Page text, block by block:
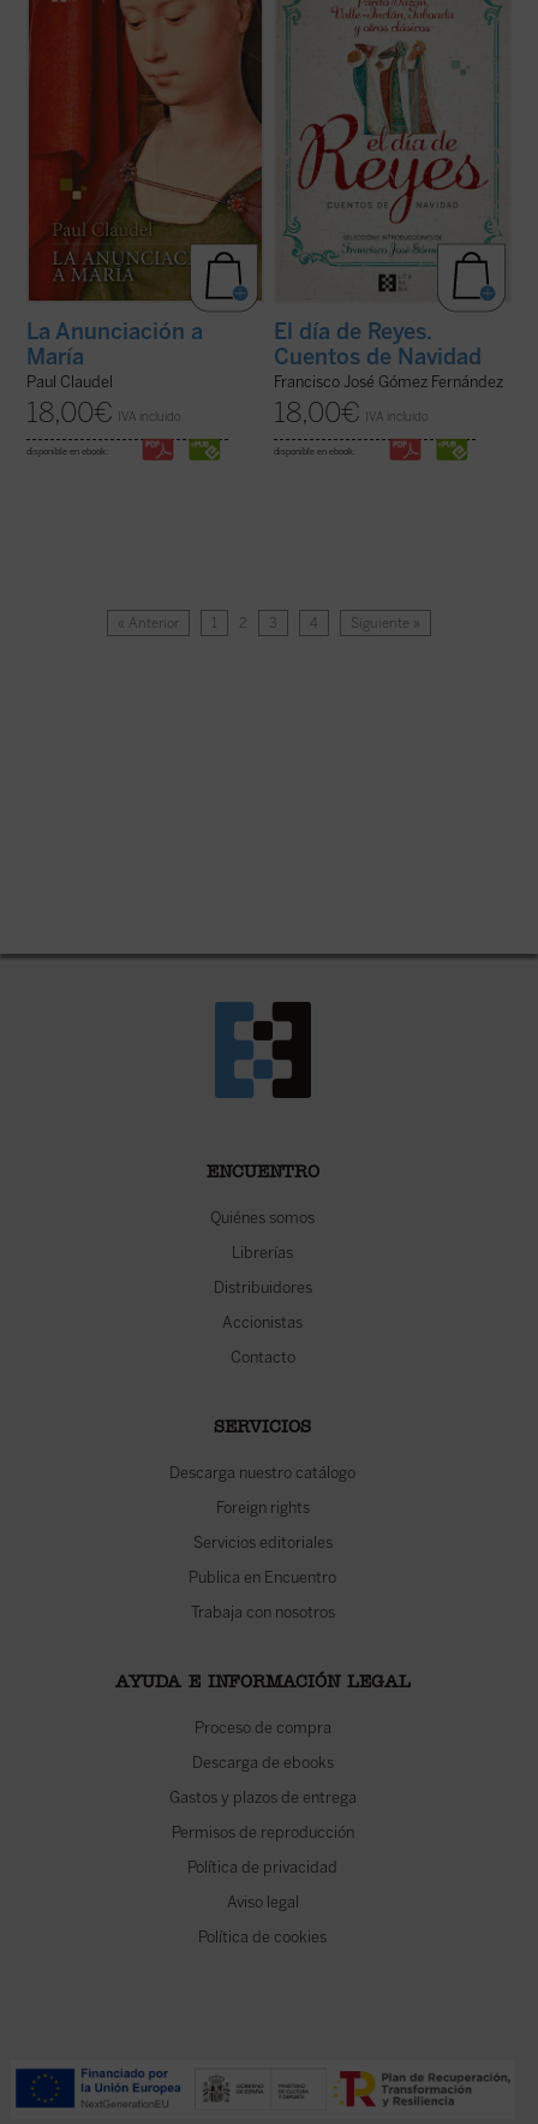
probablemente la obra más emblemática y
popular de Claudel. Un drama «a la vez
humano y sobrehumano» que, en palabras
del autor, es «representación de todas las
La Anunciación a
María
Paul Claudel
18,00€ IVA incluido
disponible en ebook:
literatura han narrado con maestría la
realidad de la España de su tiempo, pero
también la misericordia y la esperanza
propias de la celebración de la de ...
El día de Reyes.
Cuentos de Navidad
Francisco José Gómez Fernández
18,00€ IVA incluido
disponible en ebook:
« Anterior 1 2 3 4 Siguiente »
ENCUENTRO
Quiénes somos
Librerías
Distribuidores
Accionistas
Contacto
SERVICIOS
Descarga nuestro catálogo
Foreign rights
Servicios editoriales
Publica en Encuentro
Trabaja con nosotros
AYUDA E INFORMACIÓN LEGAL
Proceso de compra
Descarga de ebooks
Gastos y plazos de entrega
Permisos de reproducción
Política de privacidad
Aviso legal
Política de cookies